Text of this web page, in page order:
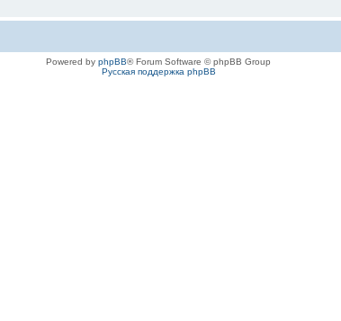
Powered by phpBB® Forum Software © phpBB Group
Русская поддержка phpBB